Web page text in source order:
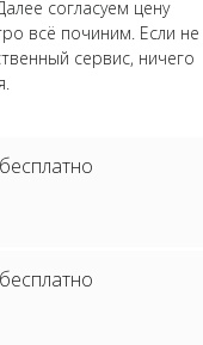
согласуем цену
всё починим. Если не
сервис, ничего
бесплатно
бесплатно